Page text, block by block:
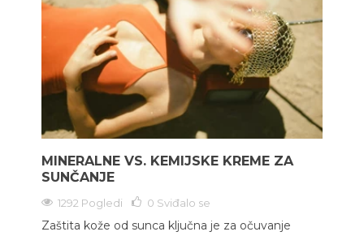
MINERALNE VS. KEMIJSKE KREME ZA
SUNČANJE
1292 Pogledi 0 Sviđalo se
Zaštita kože od sunca ključna je za očuvanje